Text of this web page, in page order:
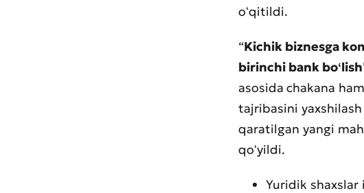
oʻqitildi.
“Kichik biznesga
birinchi bank boʻlish
asosida chakana
tajribasini
qaratilgan yangi
qoʻyildi.
Yuridik